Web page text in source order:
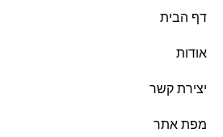
דף הבית
אודות
יצירת קשר
מפת אתר